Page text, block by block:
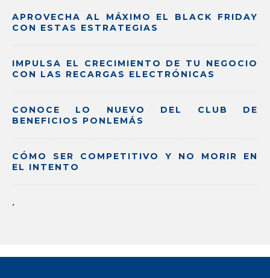
APROVECHA AL MÁXIMO EL BLACK FRIDAY
CON ESTAS ESTRATEGIAS
IMPULSA EL CRECIMIENTO DE TU NEGOCIO
CON LAS RECARGAS ELECTRÓNICAS
CONOCE LO NUEVO DEL CLUB DE
BENEFICIOS PONLEMÁS
CÓMO SER COMPETITIVO Y NO MORIR EN
EL INTENTO
.